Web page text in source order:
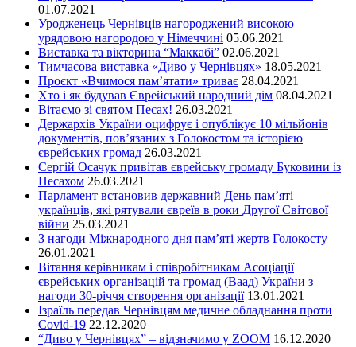
01.07.2021
Уродженець Чернівців нагороджений високою
урядовою нагородою у Німеччині 05.06.2021
Виставка та вікторина “Маккабі” 02.06.2021
Тимчасова виставка «Диво у Чернівцях» 18.05.2021
Проєкт «Вчимося пам’ятати» триває 28.04.2021
Хто і як будував Єврейський народний дім 08.04.2021
Вітаємо зі святом Песах! 26.03.2021
Держархів України оцифрує і опублікує 10 мільйонів
документів, пов’язаних з Голокостом та історією
єврейських громад 26.03.2021
Сергій Осачук привітав єврейську громаду Буковини із
Песахом 26.03.2021
Парламент встановив державний День пам’яті
українців, які рятували євреїв в роки Другої Світової
війни 25.03.2021
З нагоди Міжнародного дня пам’яті жертв Голокосту
26.01.2021
Вітання керівникам і співробітникам Асоціації
єврейських організацій та громад (Ваад) України з
нагоди 30-річчя створення організації 13.01.2021
Ізраїль передав Чернівцям медичне обладнання проти
Covid-19 22.12.2020
“Диво у Чернівцях” – відзначимо у ZOOM 16.12.2020